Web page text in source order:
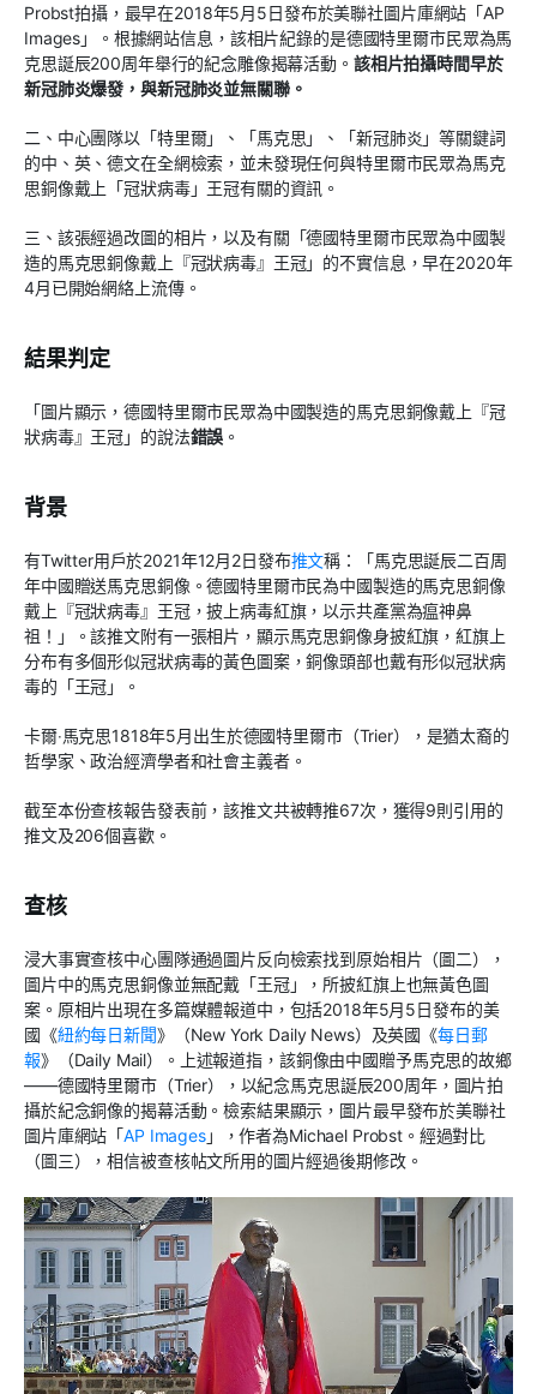
Probst拍攝，最早在2018年5月5日發布於美聯社圖片庫網站「AP
Images」。根據網站信息，該相片紀錄的是德國特里爾市民眾為馬
克思誕辰200周年舉行的紀念雕像揭幕活動。 該相片拍攝時間早於
新冠肺炎爆發，與新冠肺炎並無關聯。
二、中心團隊以「特里爾」、「馬克思」、「新冠肺炎」等關鍵詞
的中、英、德文在全網檢索，並未發現任何與特里爾市民眾為馬克
思銅像戴上「冠狀病毒」王冠有關的資訊。
三、該張經過改圖的相片，以及有關「德國特里爾市民眾為中國製
造的馬克思銅像戴上『冠狀病毒』王冠」的不實信息，早在2020年
4月已開始網絡上流傳。
結果判定
「圖片顯示，德國特里爾市民眾為中國製造的馬克思銅像戴上『冠
狀病毒』王冠」的說法錯誤 。
背景
有Twitter用戶於2021年12月2日發布推文稱：「馬克思誕辰二百周
年中國贈送馬克思銅像。德國特里爾市民為中國製造的馬克思銅像
戴上『冠狀病毒』王冠，披上病毒紅旗，以示共產黨為瘟神鼻
祖！」。該推文附有一張相片，顯示馬克思銅像身披紅旗，紅旗上
分布有多個形似冠狀病毒的黃色圖案，銅像頭部也戴有形似冠狀病
毒的「王冠」。
卡爾‧馬克思1818年5月出生於德國特里爾市（Trier），是猶太裔的
哲學家、政治經濟學者和社會主義者。
截至本份查核報告發表前，該推文共被轉推67次，獲得9則引用的
推文及206個喜歡。
查核
浸大事實查核中心團隊通過圖片反向檢索找到原始相片（圖二），
圖片中的馬克思銅像並無配戴「王冠」，所披紅旗上也無黃色圖
案。原相片出現在多篇媒體報道中，包括2018年5月5日發布的美
國《紐約每日新聞》（New York Daily News）及英國《每日郵
報》（Daily Mail）。上述報道指，該銅像由中國贈予馬克思的故鄉
——德國特里爾市（Trier），以紀念馬克思誕辰200周年，圖片拍
攝於紀念銅像的揭幕活動。檢索結果顯示，圖片最早發布於美聯社
圖片庫網站「AP Images」，作者為Michael Probst。經過對比
（圖三），相信被查核帖文所用的圖片經過後期修改。